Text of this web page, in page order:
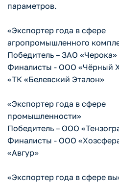
параметров.
«Экспортер года в сфере
агропромышленного
Победитель – ЗАО «Черока»
Финалисты - ООО «Чёрный
«ТК «Белевский Эталон»
«Экспортер года в сфере
промышленности»
Победитель – ООО
Финалисты - ООО
«Авгур»
«Экспортер года в сфере